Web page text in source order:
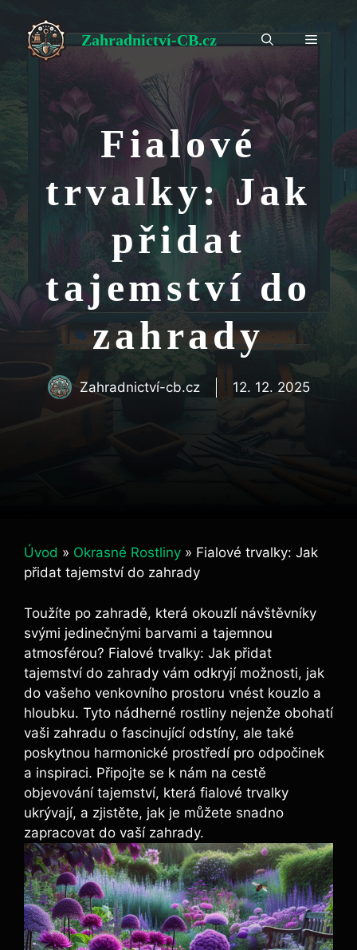
obsah
Zahradnictví-CB.cz Menu
Fialové
trvalky: Jak
přidat
tajemství do
zahrady
Zahradnictví-cb.cz 12. 12. 2025
Úvod » Okrasné Rostliny » Fialové trvalky: Jak
přidat tajemství do zahrady
Toužíte po zahradě, která okouzlí návštěvníky
svými jedinečnými barvami a tajemnou
atmosférou? Fialové​ trvalky: Jak přidat
tajemství do zahrady vám odkryjí možnosti, jak
do vašeho venkovního prostoru vnést kouzlo⁣ a
hloubku. Tyto ⁤nádherné rostliny nejenže obohatí
vaši zahradu o fascinující odstíny, ale také
poskytnou harmonické⁣ prostředí pro odpočinek
a inspiraci. Připojte se k​ nám na cestě
objevování tajemství, která fialové trvalky
ukrývají, ⁤a zjistěte, jak je můžete snadno
zapracovat do vaší zahrady.